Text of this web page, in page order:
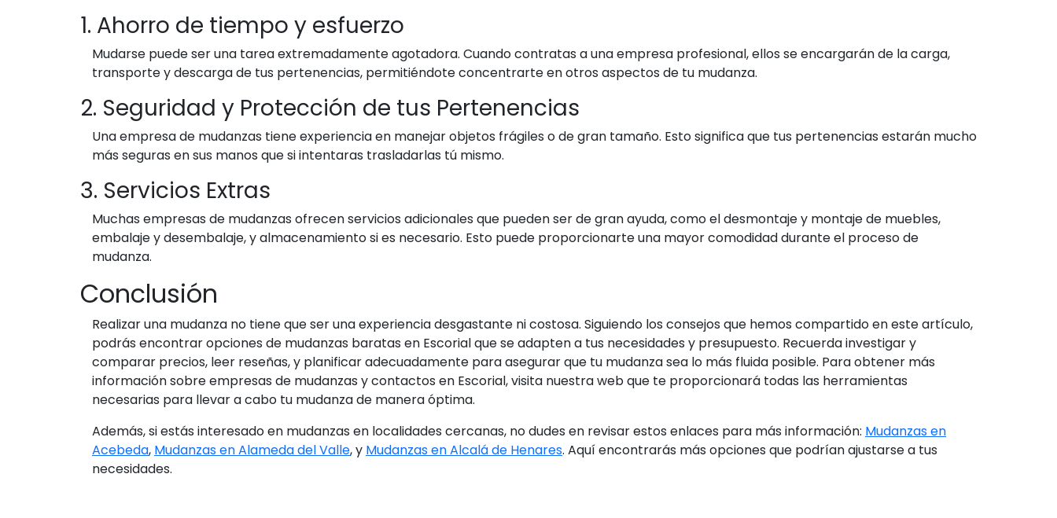
1. Ahorro de tiempo y esfuerzo
Mudarse puede ser una tarea extremadamente agotadora. Cuando contratas a una empresa profesional, ellos se encargarán de la carga,
transporte y descarga de tus pertenencias, permitiéndote concentrarte en otros aspectos de tu mudanza.
2. Seguridad y Protección de tus Pertenencias
Una empresa de mudanzas tiene experiencia en manejar objetos frágiles o de gran tamaño. Esto significa que tus pertenencias estarán mucho
más seguras en sus manos que si intentaras trasladarlas tú mismo.
3. Servicios Extras
Muchas empresas de mudanzas ofrecen servicios adicionales que pueden ser de gran ayuda, como el desmontaje y montaje de muebles,
embalaje y desembalaje, y almacenamiento si es necesario. Esto puede proporcionarte una mayor comodidad durante el proceso de
mudanza.
Conclusión
Realizar una mudanza no tiene que ser una experiencia desgastante ni costosa. Siguiendo los consejos que hemos compartido en este artículo,
podrás encontrar opciones de mudanzas baratas en Escorial que se adapten a tus necesidades y presupuesto. Recuerda investigar y
comparar precios, leer reseñas, y planificar adecuadamente para asegurar que tu mudanza sea lo más fluida posible. Para obtener más
información sobre empresas de mudanzas y contactos en Escorial, visita nuestra web que te proporcionará todas las herramientas
necesarias para llevar a cabo tu mudanza de manera óptima.
Además, si estás interesado en mudanzas en localidades cercanas, no dudes en revisar estos enlaces para más información: Mudanzas en
Acebeda, Mudanzas en Alameda del Valle, y Mudanzas en Alcalá de Henares. Aquí encontrarás más opciones que podrían ajustarse a tus
necesidades.